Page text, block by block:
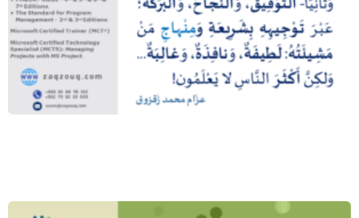
مزيد رفعة وتوفيق… للمفهوم الإداري